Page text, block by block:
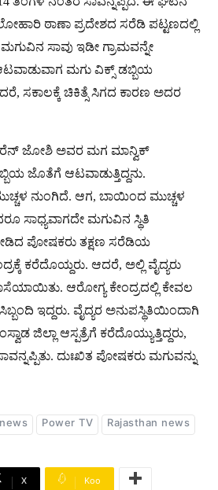
ಠಾಣಾ ಪ್ರದೇಶದ ಸರೆಡಿ ಪಟ್ಟಣದಲ್ಲಿ
ಸಾವು ಇಡೀ ಗ್ರಾಮವನ್ನೇ
ಮಗು ವಿಕ್ಸ್ ಡಬ್ಬಿಯ
ಸಕಾಲಕ್ಕೆ ಚಿಕಿತ್ಸೆ ಸಿಗದ ಕಾರಣ ಅದರ
ಜೋಶಿ ಅವರ ಮಗ ಮಾನ್ವಿಕ್
ಜೊತೆಗೆ ಆಟವಾಡುತ್ತಿದ್ದನು.
ನುಂಗಿದೆ. ಆಗ, ಬಾಯಿಂದ ಮುಚ್ಚಳ
ಸಾಧ್ಯವಾಗದೇ ಮಗುವಿನ ಸ್ಥಿತಿ
ಪೋಷಕರು ತಕ್ಷಣ ಸರೆಡಿಯ
ಕರೆದೊಯ್ದರು. ಆದರೆ, ಅಲ್ಲಿ ವೈದ್ಯರು
ಆರೋಗ್ಯ ಕೇಂದ್ರದಲ್ಲಿ ಕೇವಲ
ಇದ್ದರು. ವೈದ್ಯರ ಅನುಪಸ್ಥಿತಿಯಿಂದಾಗಿ
ಜಿಲ್ಲಾ ಆಸ್ಪತ್ರೆಗೆ ಕರೆದೊಯ್ಯುತ್ತಿದ್ದರು,
ದುಃಖಿತ ಪೋಷಕರು ಮಗುವನ್ನು
Power TV Rajasthan news
X Koo